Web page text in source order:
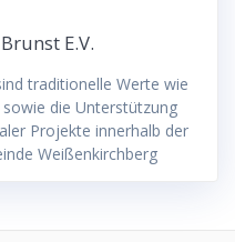
E.V.
traditionelle Werte wie
die Unterstützung
Projekte innerhalb der
Weißenkirchberg